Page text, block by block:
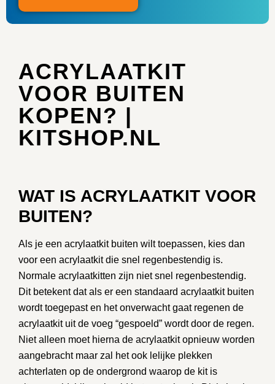
ACRYLAATKIT
VOOR BUITEN
KOPEN? |
KITSHOP.NL
WAT IS ACRYLAATKIT VOOR
BUITEN?
Als je een acrylaatkit buiten wilt toepassen, kies dan
voor een acrylaatkit die snel regenbestendig is.
Normale acrylaatkitten zijn niet snel regenbestendig.
Dit betekent dat als er een standaard acrylaatkit buiten
wordt toegepast en het onverwacht gaat regenen de
acrylaatkit uit de voeg “gespoeld” wordt door de regen.
Niet alleen moet hierna de acrylaatkit opnieuw worden
aangebracht maar zal het ook lelijke plekken
achterlaten op de ondergrond waarop de kit is